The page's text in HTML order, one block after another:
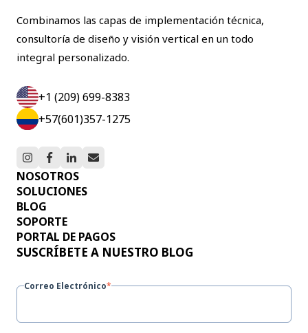
Combinamos las capas de implementación técnica,
consultoría de diseño y visión vertical en un todo
integral personalizado.
+1 (209) 699-8383
+57(601)357-1275
NOSOTROS
SOLUCIONES
BLOG
SOPORTE
PORTAL DE PAGOS
SUSCRÍBETE A NUESTRO BLOG
Correo Electrónico*